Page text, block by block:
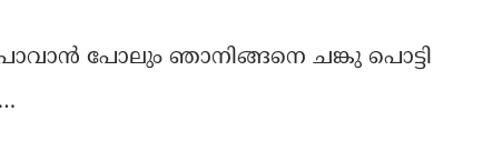
പോലും ഞാനിങ്ങനെ ചങ്കു പൊട്ടി